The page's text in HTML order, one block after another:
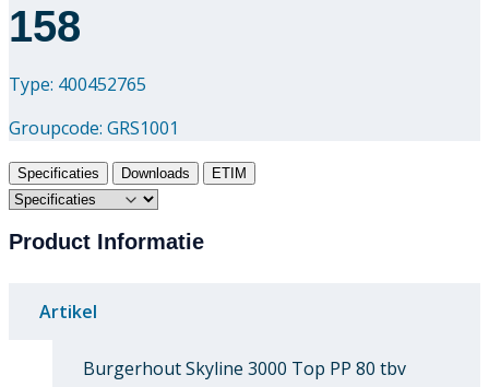
158
Type: 400452765
Groupcode: GRS1001
Specificaties Downloads ETIM
Product Informatie
Artikel
Burgerhout Skyline 3000 Top PP 80 tbv